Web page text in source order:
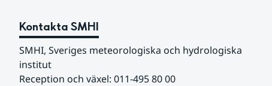
Kontakta SMHI
SMHI, Sveriges meteorologiska och hydrologiska
institut
Reception och växel: 011-495 80 00